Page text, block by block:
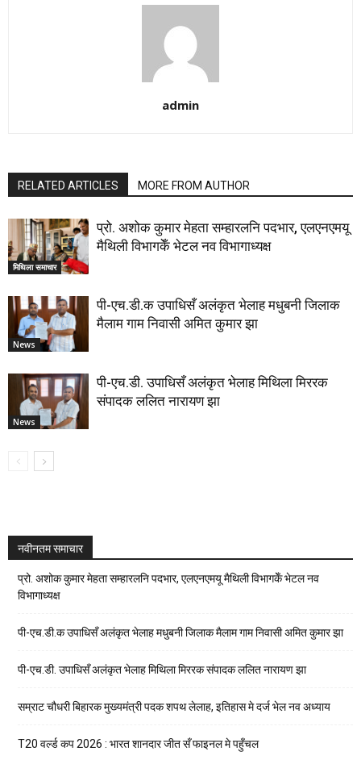
admin
RELATED ARTICLES MORE FROM AUTHOR
मिथिला समाचार
प्रो. अशोक कुमार मेहता सम्हारलनि पदभार, एलएनएमयू
मैथिली विभागकेँ भेटल नव विभागाध्यक्ष
News
पी-एच.डी.क उपाधिसँ अलंकृत भेलाह मधुबनी जिलाक
मैलाम गाम निवासी अमित कुमार झा
News
पी-एच.डी. उपाधिसँ अलंकृत भेलाह मिथिला मिररक
संपादक ललित नारायण झा
नवीनतम समाचार
प्रो. अशोक कुमार मेहता सम्हारलनि पदभार, एलएनएमयू मैथिली विभागकेँ भेटल नव
विभागाध्यक्ष
पी-एच.डी.क उपाधिसँ अलंकृत भेलाह मधुबनी जिलाक मैलाम गाम निवासी अमित कुमार झा
पी-एच.डी. उपाधिसँ अलंकृत भेलाह मिथिला मिररक संपादक ललित नारायण झा
सम्राट चौधरी बिहारक मुख्यमंत्री पदक शपथ लेलाह, इतिहास मे दर्ज भेल नव अध्याय
T20 वर्ल्ड कप 2026 : भारत शानदार जीत सँ फाइनल मे पहुँचल